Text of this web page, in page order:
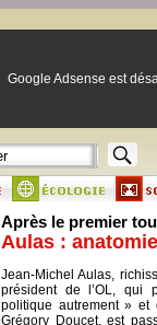
Google Adsense est
Après le premier
Aulas :
Jean-Michel Aulas,
président de l’OL, qui
politique autrement » et
Grégory Doucet, est